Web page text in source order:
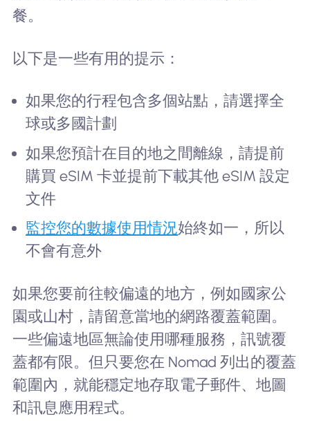
餐。
以下是一些有用的提示：
如果您的行程包含多個站點，請選擇全
球或多國計劃
如果您預計在目的地之間離線，請提前
購買 eSIM 卡並提前下載其他 eSIM 設定
文件
監控您的數據使用情況始終如一，所以
不會有意外
如果您要前往較偏遠的地方，例如國家公
園或山村，請留意當地的網路覆蓋範圍。
一些偏遠地區無論使用哪種服務，訊號覆
蓋都有限。但只要您在 Nomad 列出的覆蓋
範圍內，就能穩定地存取電子郵件、地圖
和訊息應用程式。